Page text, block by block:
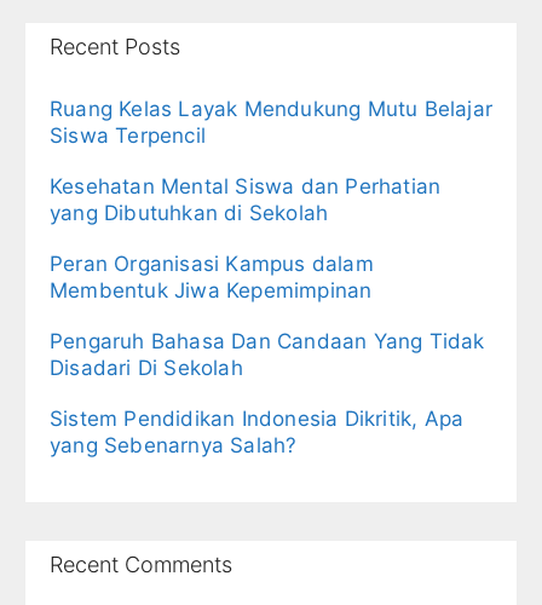
Recent Posts
Ruang Kelas Layak Mendukung Mutu Belajar
Siswa Terpencil
Kesehatan Mental Siswa dan Perhatian
yang Dibutuhkan di Sekolah
Peran Organisasi Kampus dalam
Membentuk Jiwa Kepemimpinan
Pengaruh Bahasa Dan Candaan Yang Tidak
Disadari Di Sekolah
Sistem Pendidikan Indonesia Dikritik, Apa
yang Sebenarnya Salah?
Recent Comments